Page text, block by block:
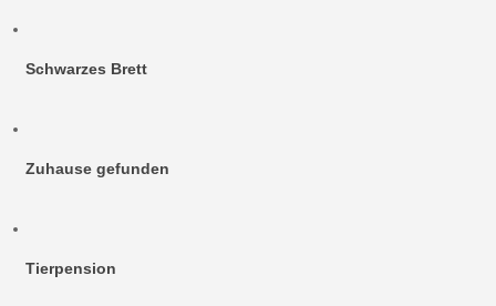
Schwarzes Brett
Zuhause gefunden
Tierpension